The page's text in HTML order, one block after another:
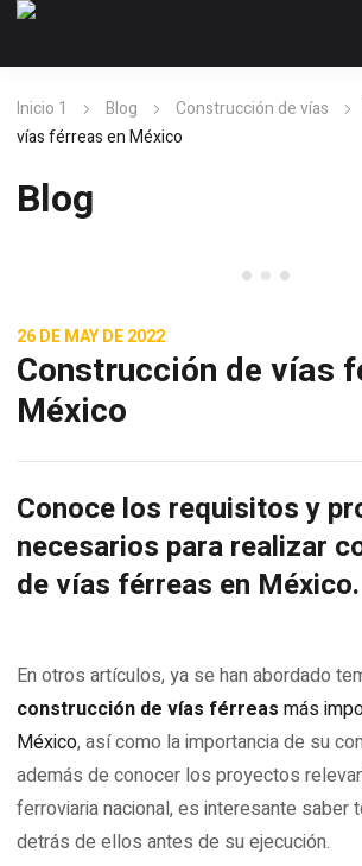
Inicio 1 Blog Construcción de vías
vías férreas en México
Blog
Industria ferroviaria
26 DE MAY DE 2022
Construcción de vías
México
Conoce los requisitos y
necesarios para realizar
de vías férreas en México.
En otros artículos, ya se han abordado
construcción de vías férreas más
México, así como la importancia de su
además de conocer los proyectos
ferroviaria nacional, es interesante saber
detrás de ellos antes de su ejecución.